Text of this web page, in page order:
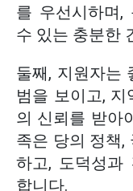
를 우선시하며,
수 있는 충분한
둘째, 지원자는
범을 보이고,
의 신뢰를 받아
족은 당의 정책,
하고, 도덕성과
합니다.